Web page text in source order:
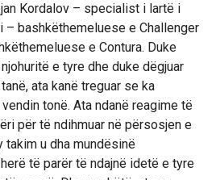
Kordalov – specialist i lartë i
– bashkëthemeluese e Challenger
e Contura. Duke
e tyre dhe duke dëgjuar
ata kanë treguar se ka
tonë. Ata ndanë reagime të
për të ndihmuar në përsosjen e
u dha mundësinë
të parër të ndajnë idetë e tyre